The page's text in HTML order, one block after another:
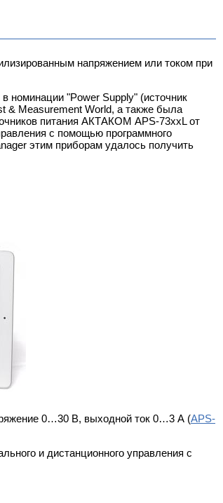
напряжением или током при
номинации "Power Supply" (источник
& Measurement World, а также была
питания АКТАКОМ APS-73xxL от
с помощью программного
этим приборам удалось получить
0…30 В, выходной ток 0…3 А (APS-
и дистанционного управления с